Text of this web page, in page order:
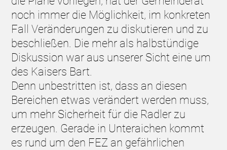
noch immer die Möglichkeit, im konkreten
Fall Veränderungen zu diskutieren und zu
beschließen. Die mehr als halbstündige
Diskussion war aus unserer Sicht eine um
des Kaisers Bart.
Denn unbestritten ist, dass an diesen
Bereichen etwas verändert werden muss,
um mehr Sicherheit für die Radler zu
erzeugen. Gerade in Unteraichen kommt
es rund um den FEZ an gefährlichen